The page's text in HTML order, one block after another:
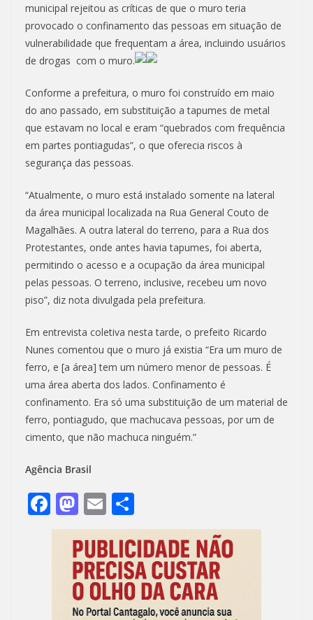
municipal rejeitou as críticas de que o muro teria
provocado o confinamento das pessoas em situação de
vulnerabilidade que frequentam a área, incluindo usuários
de drogas com o muro.
Conforme a prefeitura, o muro foi construído em maio
do ano passado, em substituição a tapumes de metal
que estavam no local e eram “quebrados com frequência
em partes pontiagudas”, o que oferecia riscos à
segurança das pessoas.
“Atualmente, o muro está instalado somente na lateral
da área municipal localizada na Rua General Couto de
Magalhães. A outra lateral do terreno, para a Rua dos
Protestantes, onde antes havia tapumes, foi aberta,
permitindo o acesso e a ocupação da área municipal
pelas pessoas. O terreno, inclusive, recebeu um novo
piso”, diz nota divulgada pela prefeitura.
Em entrevista coletiva nesta tarde, o prefeito Ricardo
Nunes comentou que o muro já existia “Era um muro de
ferro, e [a área] tem um número menor de pessoas. É
uma área aberta dos lados. Confinamento é
confinamento. Era só uma substituição de um material de
ferro, pontiagudo, que machucava pessoas, por um de
cimento, que não machuca ninguém.”
Agência Brasil
F
ac
M
as
to
d
o
E
m
ai
l
h
ar
e